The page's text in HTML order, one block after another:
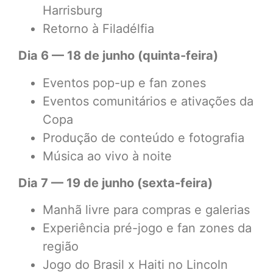
Harrisburg
Retorno à Filadélfia
Dia 6 — 18 de junho (quinta-feira)
Eventos pop-up e fan zones
Eventos comunitários e ativações da
Copa
Produção de conteúdo e fotografia
Música ao vivo à noite
Dia 7 — 19 de junho (sexta-feira)
Manhã livre para compras e galerias
Experiência pré-jogo e fan zones da
região
Jogo do Brasil x Haiti no Lincoln